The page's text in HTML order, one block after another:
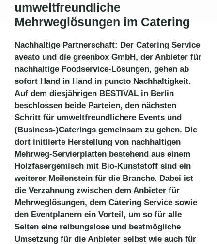
umweltfreundliche
Mehrweglösungen im Catering
Nachhaltige Partnerschaft: Der Catering Service
aveato und die greenbox GmbH, der Anbieter für
nachhaltige Foodservice-Lösungen, gehen ab
sofort Hand in Hand in puncto Nachhaltigkeit.
Auf dem diesjährigen BESTIVAL in Berlin
beschlossen beide Parteien, den nächsten
Schritt für umweltfreundlichere Events und
(Business-)Caterings gemeinsam zu gehen. Die
dort initiierte Herstellung von nachhaltigen
Mehrweg-Servierplatten bestehend aus einem
Holzfasergemisch mit Bio-Kunststoff sind ein
weiterer Meilenstein für die Branche. Dabei ist
die Verzahnung zwischen dem Anbieter für
Mehrweglösungen, dem Catering Service sowie
den Eventplanern ein Vorteil, um so für alle
Seiten eine reibungslose und bestmögliche
Umsetzung für die Anbieter selbst wie auch für